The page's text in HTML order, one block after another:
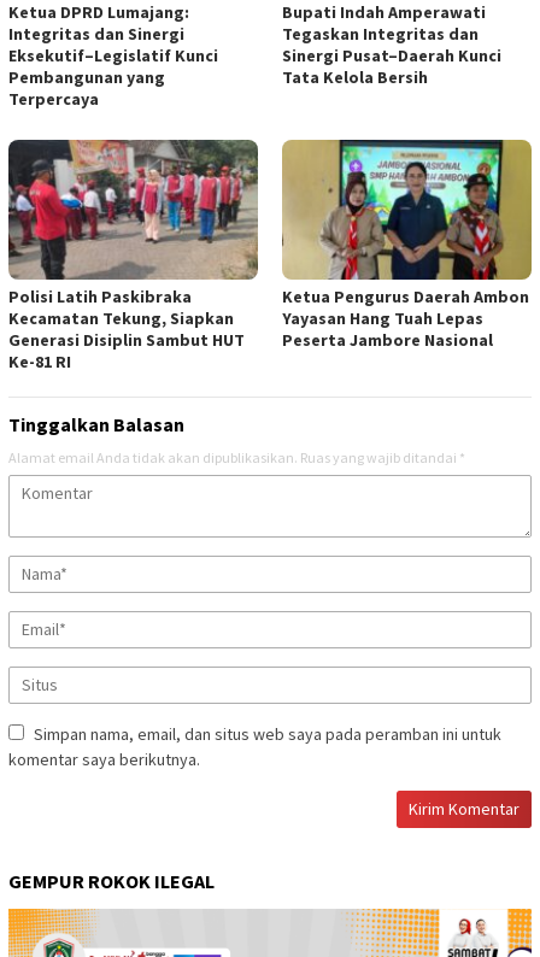
Ketua DPRD Lumajang:
Integritas dan Sinergi
Eksekutif–Legislatif Kunci
Pembangunan yang
Terpercaya
Bupati Indah Amperawati
Tegaskan Integritas dan
Sinergi Pusat–Daerah Kunci
Tata Kelola Bersih
Polisi Latih Paskibraka
Kecamatan Tekung, Siapkan
Generasi Disiplin Sambut HUT
Ke-81 RI
Ketua Pengurus Daerah Ambon
Yayasan Hang Tuah Lepas
Peserta Jambore Nasional
Tinggalkan Balasan
Alamat email Anda tidak akan dipublikasikan. Ruas yang wajib ditandai *
Simpan nama, email, dan situs web saya pada peramban ini untuk
komentar saya berikutnya.
GEMPUR ROKOK ILEGAL